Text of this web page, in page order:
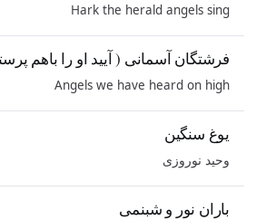
Hark the herald angels sing
فرشتگان آسمانی ( آیید او را باهم
Angels we have heard on high
یوغ سنگین
وحید نوروزی
باران نور و شبنمی